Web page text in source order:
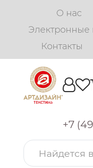
О нас
Электронные
Контакты
+7